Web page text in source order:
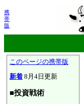
携
帯
版
このページの携帯版
新着 8月4日更新
■投資戦術